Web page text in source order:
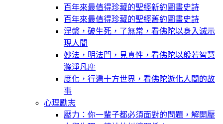
百年來最值得珍藏的聖經新約圖畫史詩
百年來最值得珍藏的聖經舊約圖畫史詩
涅槃，破生死，了無常，看佛陀以身入滅示
現人間
妙法，明法門，見真性，看佛陀以般若智慧
滌淨凡塵
度化，行遍十方世界，看佛陀遊化人間的故
事
心理勵志
壓力：你一輩子都必須面對的問題，解開壓